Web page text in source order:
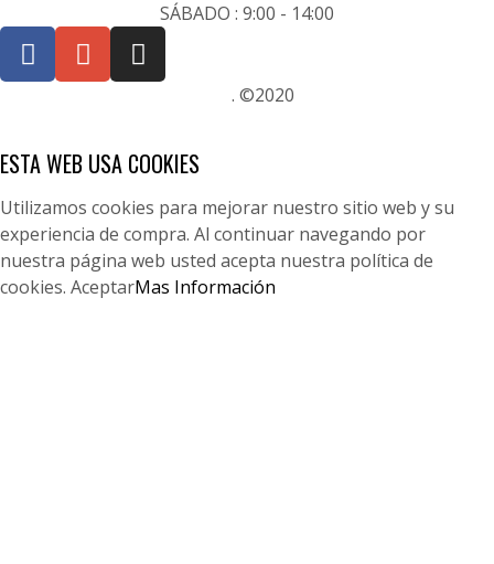
SÁBADO : 9:00 - 14:00
. ©2020
ESTA WEB USA COOKIES
Utilizamos cookies para mejorar nuestro sitio web y su
experiencia de compra. Al continuar navegando por
nuestra página web usted acepta nuestra política de
cookies. AceptarMas Información